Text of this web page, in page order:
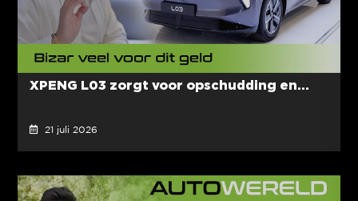
XPENG L03 zorgt voor opschudding en...
21 juli 2026